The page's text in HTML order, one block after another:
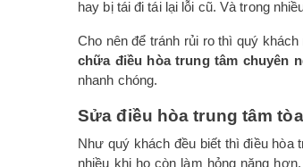
hay bị tái đi tái lại lỗi cũ. Và trong
Cho nên để tránh rủi ro thì quý
chữa điều hòa trung tâm chuyên
nhanh chóng.
Sửa điều hòa trung tâm
Như quý khách đều biết thì điều
nhiều khi họ còn làm hỏng nặng